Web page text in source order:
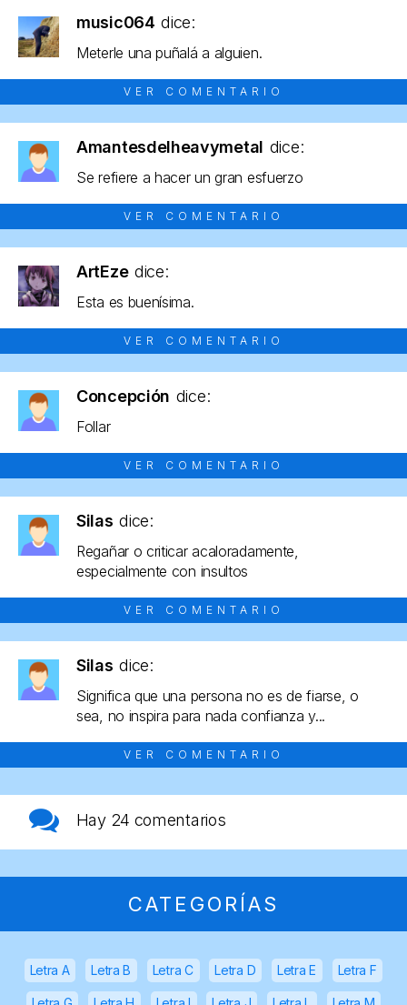
music064 dice:
Meterle una puñalá a alguien.
VER COMENTARIO
Amantesdelheavymetal dice:
Se refiere a hacer un gran esfuerzo
VER COMENTARIO
ArtEze dice:
Esta es buenísima.
VER COMENTARIO
Concepción dice:
Follar
VER COMENTARIO
Silas dice:
Regañar o criticar acaloradamente,
especialmente con insultos
VER COMENTARIO
Silas dice:
Significa que una persona no es de fiarse, o
sea, no inspira para nada confianza y...
VER COMENTARIO
Hay 24 comentarios
CATEGORÍAS
Letra A Letra B Letra C Letra D Letra E Letra F